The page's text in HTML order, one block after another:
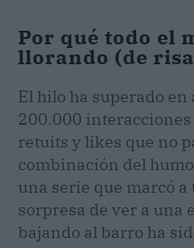
Por qué todo el
llorando (de
El hilo ha superado en
200.000
retuits y likes que no
combinación del
una serie que marcó
sorpresa de ver a una
bajando al barro ha